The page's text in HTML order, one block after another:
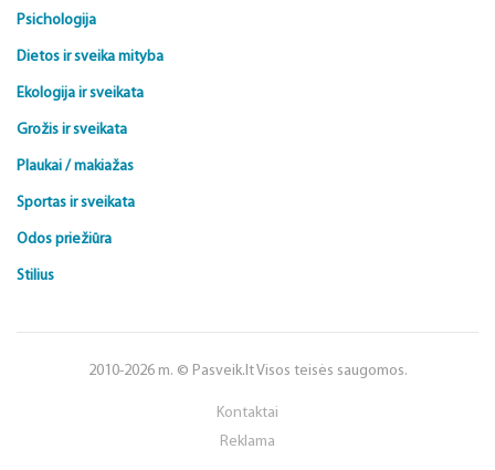
Psichologija
Dietos ir sveika mityba
Ekologija ir sveikata
Grožis ir sveikata
Plaukai / makiažas
Sportas ir sveikata
Odos priežiūra
Stilius
2010-2026 m. © Pasveik.lt Visos teisės saugomos.
Kontaktai
Reklama